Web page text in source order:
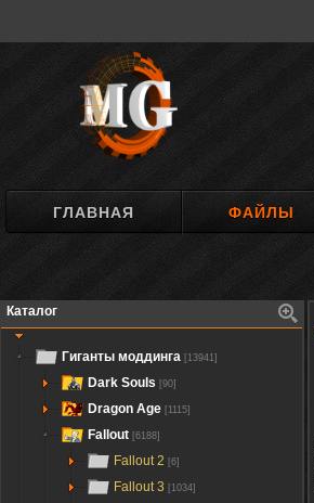
ГЛАВНАЯ ФАЙЛЫ
Каталог
Гиганты моддинга [13941]
Dark Souls [90]
Dragon Age [1115]
Fallout [6188]
Fallout 2 [6]
Fallout 3 [1034]